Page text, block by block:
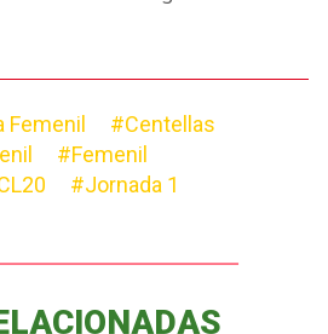
Femenil
#Centellas
#Femenil
#Jornada 1